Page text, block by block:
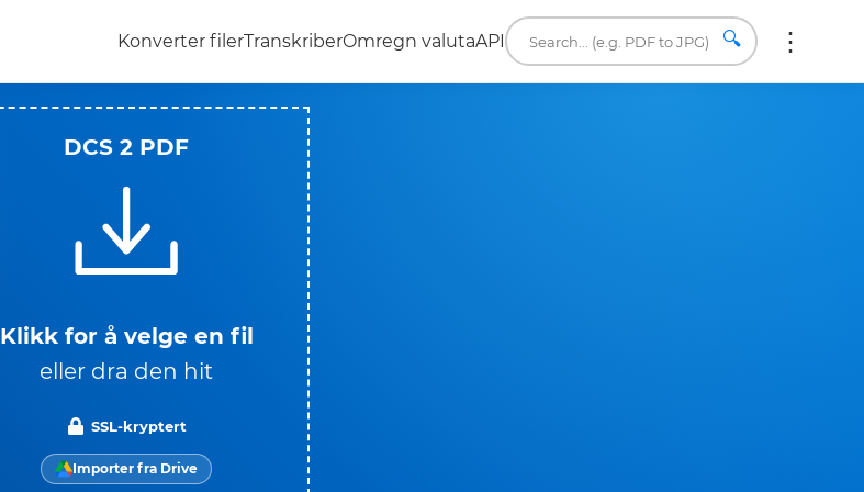
Konverter filerTranskriberOmregn valutaAPI 🔍
DCS 2 PDF
Klikk for å velge en fil
eller dra den hit
SSL-kryptert
Importer fra Drive